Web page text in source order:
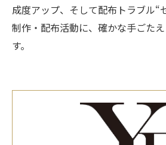
成度アップ、そして配布トラブル“
制作・配布活動に、確かな手ごた
す。